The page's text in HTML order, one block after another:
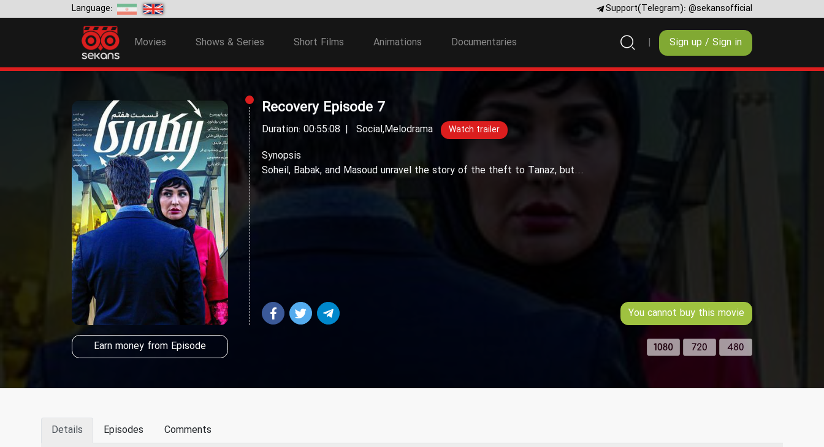
Language: Support(Telegram): @sekansofficial
Sign up / Sign in
Movies Shows & Series Short Films Animations Documentaries
Recovery Episode 7
Duration: 00:55:08 Social,Melodrama Watch trailer
Synopsis
Soheil, Babak, and Masoud unravel the story of the theft to Tanaz, but...
You cannot buy this movie
Earn money from Episode
Details Episodes Comments